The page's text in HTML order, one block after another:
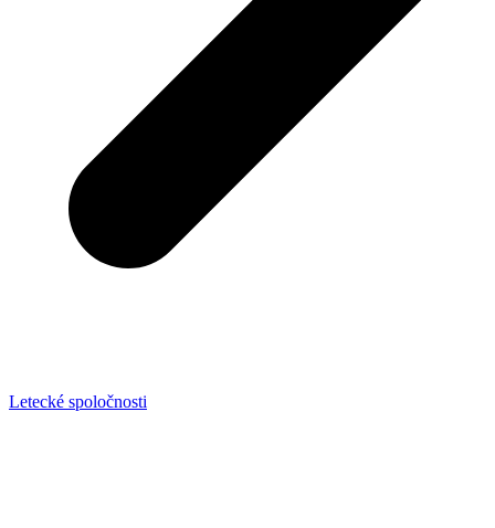
Letecké spoločnosti